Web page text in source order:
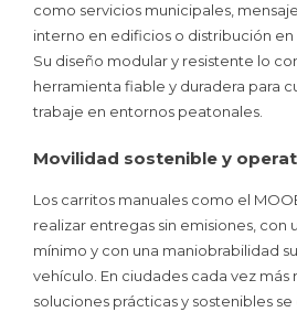
como servicios municipales,
interno en edificios o distribución
Su diseño modular y resistente lo
herramienta fiable y duradera para
trabaje en entornos peatonales.
Movilidad sostenible y
Los carritos manuales como el
realizar entregas sin emisiones, con
mínimo y con una maniobrabilidad
vehículo. En ciudades cada vez
soluciones prácticas y sostenibles